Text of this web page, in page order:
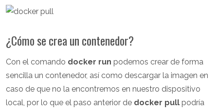
¿Cómo se crea un contenedor?
Con el comando docker run podemos crear de forma
sencilla un contenedor, así como descargar la imagen en
caso de que no la encontremos en nuestro dispositivo
local, por lo que el paso anterior de docker pull podría